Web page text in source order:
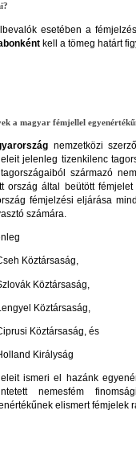
esetében a
kell a tömeg határt
a magyar fémjellel
nemzetközi
jelenleg tizenkilenc
származó
ország által beütött
fémjelzési eljárása
számára.
Köztársaság,
Köztársaság,
Köztársaság,
Köztársaság, és
Királyság
ismeri el hazánk
nemesfém
elismert fémjelek